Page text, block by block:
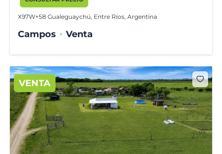
X97W+58 Gualeguaychú, Entre Ríos, Argentina
Campos Venta
VENTA